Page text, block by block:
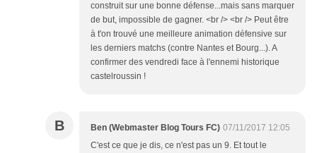
construit sur une bonne défense...mais sans marquer
de but, impossible de gagner. <br /> <br /> Peut être
à t'on trouvé une meilleure animation défensive sur
les derniers matchs (contre Nantes et Bourg...). A
confirmer des vendredi face à l'ennemi historique
castelroussin !
B Ben (Webmaster Blog Tours FC) 07/11/2017 12:05
C'est ce que je dis, ce n'est pas un 9. Et tout le